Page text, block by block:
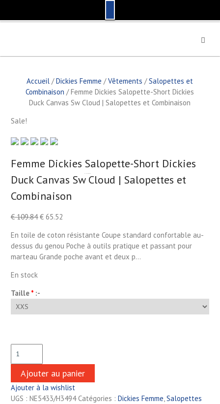
p
Accueil /Dickies Femme /Vêtements /Salopettes et
Combinaison / Femme Dickies Salopette-Short Dickies
Duck Canvas Sw Cloud | Salopettes et Combinaison
Sale!
Femme Dickies Salopette-Short Dickies
Duck Canvas Sw Cloud | Salopettes et
Combinaison
€109.84 €65.52
En toile de coton résistante Coupe standard confortable au-
dessus du genou Poche à outils pratique et passant pour
marteau Grande poche avant et deux p…
En stock
Taille *:-
Ajouter au panier
Ajouter à la wishlist
UGS : NE5433/H3494 Catégories : Dickies Femme,Salopettes